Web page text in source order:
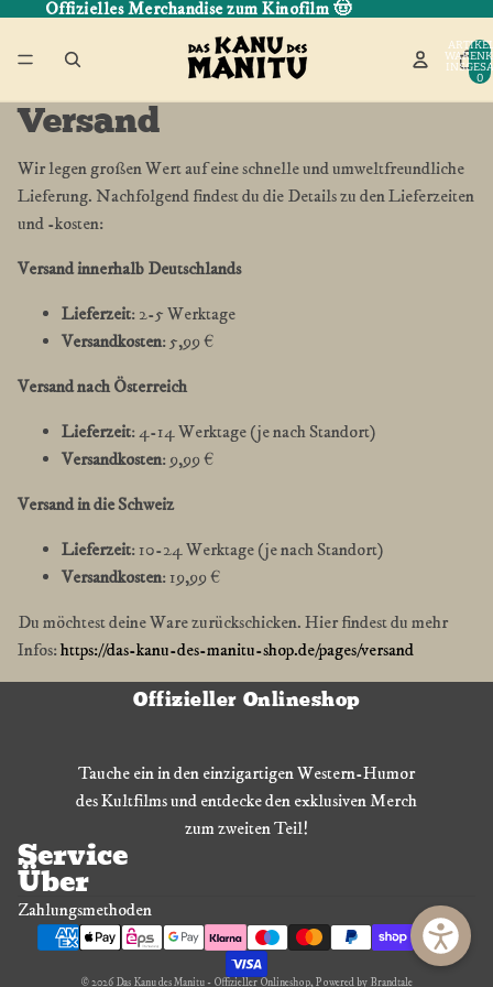
Offizielles Merchandise zum Kinofilm 🤠
0
Versand
Wir legen großen Wert auf eine schnelle und umweltfreundliche
Lieferung. Nachfolgend findest du die Details zu den Lieferzeiten
und -kosten:
Versand innerhalb Deutschlands
Lieferzeit: 2-5 Werktage
Versandkosten: 5,99 €
Versand nach Österreich
Lieferzeit: 4-14 Werktage (je nach Standort)
Versandkosten: 9,99 €
Versand in die Schweiz
Lieferzeit: 10-24 Werktage (je nach Standort)
Versandkosten: 19,99 €
Du möchtest deine Ware zurückschicken. Hier findest du mehr
Infos:https://das-kanu-des-manitu-shop.de/pages/versand
Offizieller Onlineshop
Tauche ein in den einzigartigen Western-Humor
des Kultfilms und entdecke den exklusiven Merch
zum zweiten Teil!
Service
Über
Zahlungsmethoden
© 2026Das Kanu des Manitu - Offizieller Onlineshop, Powered by Brandtale